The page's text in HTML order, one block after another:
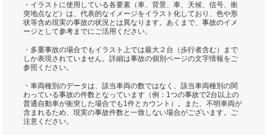
・イラストに使用している各要素（車、背景、車、天候、信号、衝
突地点など）は、代表的なイメージをイラスト化しており、色や形
状等含め現実の事故の状況とは異なります。あくまで、事故のイメ
ージとして参考までにご活用ください。
・多重事故の場合でもイラスト上では最大２台（歩行者含む）まで
しか表現されていません。詳細は事故の個別ページの文字情報をご
参照ください。
・車両種別のデータは、該当車両の数ではなく、該当車両種別の関
わっている事故の件数となっています（例：1つの事故で2台以上の
普通自動車が衝突した場合でも1件とカウント）。また、不明車両が
含まれるため、現実の事故件数と一致しない場合がございます。ご
注意ください。